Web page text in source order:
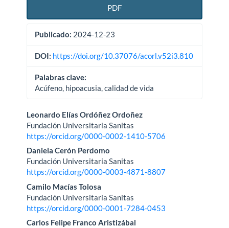
PDF
Publicado: 2024-12-23
DOI: https://doi.org/10.37076/acorl.v52i3.810
Palabras clave:
Acúfeno, hipoacusia, calidad de vida
Contenido
principal
del
artículo
Leonardo Elías Ordóñez Ordoñez
Fundación Universitaria Sanitas
https://orcid.org/0000-0002-1410-5706
Daniela Cerón Perdomo
Fundación Universitaria Sanitas
https://orcid.org/0000-0003-4871-8807
Camilo Macías Tolosa
Fundación Universitaria Sanitas
https://orcid.org/0000-0001-7284-0453
Carlos Felipe Franco Aristizábal